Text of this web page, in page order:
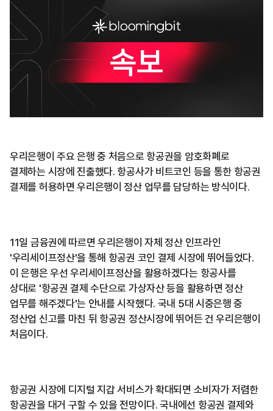
우리은행이 주요 은행 중 처음으로 항공권을 암호화폐로
결제하는 시장에 진출했다. 항공사가 비트코인 등을 통한 항공권
결제를 허용하면 우리은행이 정산 업무를 담당하는 방식이다.
11일 금융권에 따르면 우리은행이 자체 정산 인프라인
'우리세이프정산'을 통해 항공권 코인 결제 시장에 뛰어들었다.
이 은행은 우선 우리세이프정산을 활용하겠다는 항공사를
상대로 '항공권 결제 수단으로 가상자산 등을 활용하면 정산
업무를 해주겠다'는 안내를 시작했다. 국내 5대 시중은행 중
정산업 신고를 마친 뒤 항공권 정산시장에 뛰어든 건 우리은행이
처음이다.
항공권 시장에 디지털 지갑 서비스가 확대되면 소비자가 저렴한
항공권을 대거 구할 수 있을 전망이다. 국내에선 항공권 결제와